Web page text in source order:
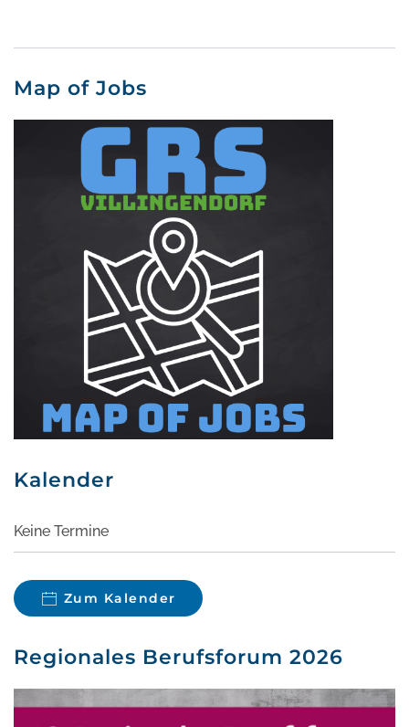
Map of Jobs
Kalender
Keine Termine
Zum Kalender
Regionales Berufsforum 2026